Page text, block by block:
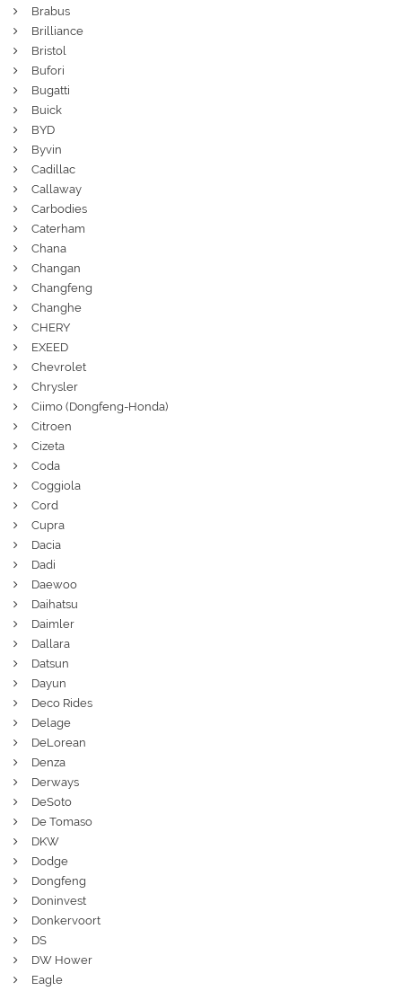
Brabus
Brilliance
Bristol
Bufori
Bugatti
Buick
BYD
Byvin
Cadillac
Callaway
Carbodies
Caterham
Chana
Changan
Changfeng
Changhe
CHERY
EXEED
Chevrolet
Chrysler
Ciimo (Dongfeng-Honda)
Citroen
Cizeta
Coda
Coggiola
Cord
Cupra
Dacia
Dadi
Daewoo
Daihatsu
Daimler
Dallara
Datsun
Dayun
Deco Rides
Delage
DeLorean
Denza
Derways
DeSoto
De Tomaso
DKW
Dodge
Dongfeng
Doninvest
Donkervoort
DS
DW Hower
Eagle